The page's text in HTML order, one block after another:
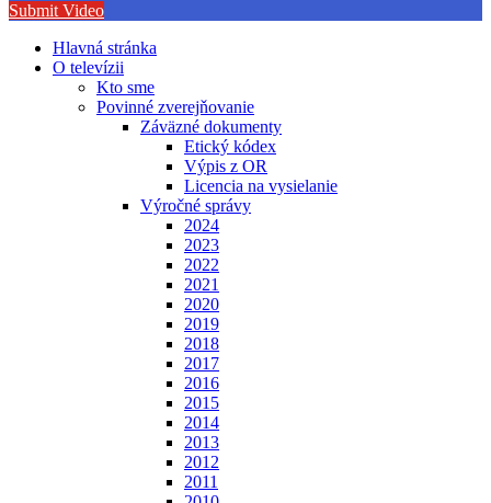
Submit Video
Hlavná stránka
O televízii
Kto sme
Povinné zverejňovanie
Záväzné dokumenty
Etický kódex
Výpis z OR
Licencia na vysielanie
Výročné správy
2024
2023
2022
2021
2020
2019
2018
2017
2016
2015
2014
2013
2012
2011